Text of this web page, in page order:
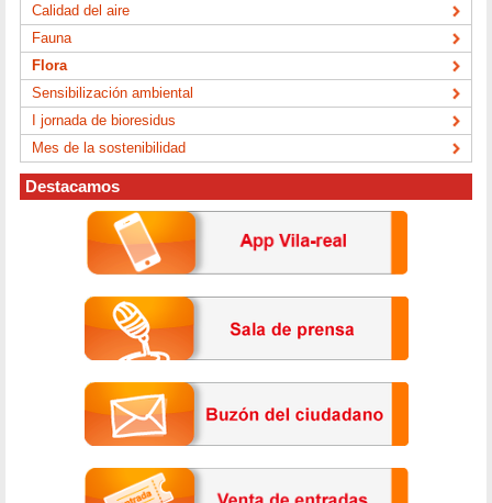
Calidad del aire
Fauna
Flora
Sensibilización ambiental
I jornada de bioresidus
Mes de la sostenibilidad
Destacamos